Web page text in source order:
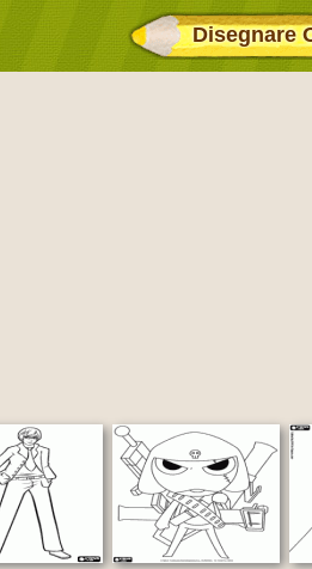
Disegnare